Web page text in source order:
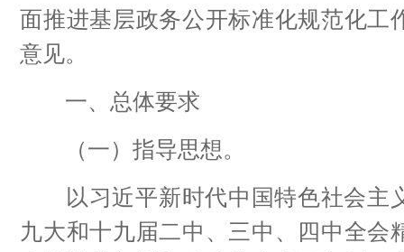
面推进基层政务公开标准化规范化工
意见。
一、总体要求
（一）指导思想。
以习近平新时代中国特色社会主
九大和十九届二中、三中、四中全会